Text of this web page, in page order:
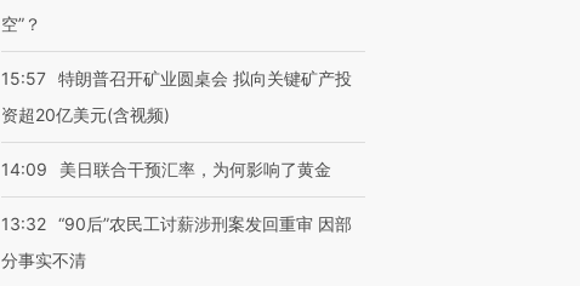
空”？
15:57 特朗普召开矿业圆桌会 拟向关键矿产投
资超20亿美元(含视频)
14:09 美日联合干预汇率，为何影响了黄金
13:32 “90后”农民工讨薪涉刑案发回重审 因部
分事实不清